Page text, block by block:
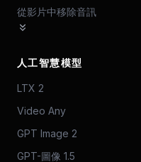
從影片中移除音訊
人工智慧模型
LTX 2
Video Any
GPT Image 2
GPT-圖像 1.5